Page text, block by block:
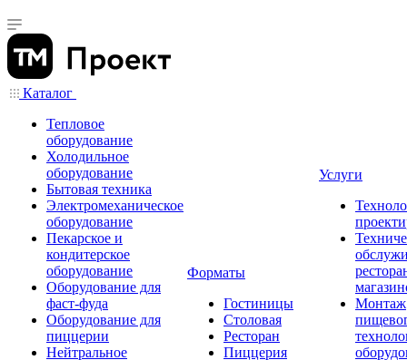
Каталог
Тепловое
оборудование
Холодильное
оборудование
Бытовая техника
Электромеханическое
оборудование
Пекарское и
кондитерское
оборудование
Оборудование для
фаст-фуда
Оборудование для
пиццерии
Нейтральное
Форматы
Гостиницы
Столовая
Ресторан
Пиццерия
Услуги
Монтаж